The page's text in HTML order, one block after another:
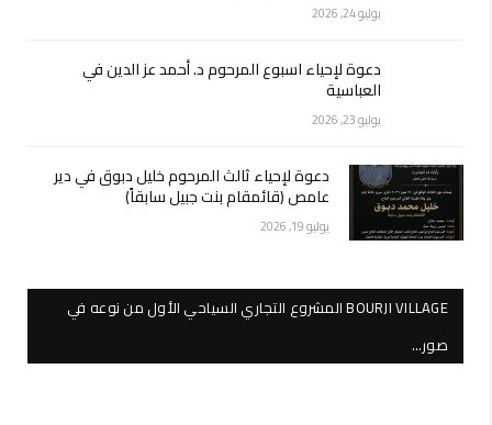
يوليو 24, 2026
دعوة لإحياء اسبوع المرحوم د. أحمد عز الدين في
العباسية
يوليو 23, 2026
دعوة لإحياء ثالث المرحوم خليل دبوق في دير
عامص (قائمقام بنت جبيل سابقاً)
يوليو 19, 2026
BOURJI VILLAGE المشروع التجاري السياحي الأول من نوعه في
صور…